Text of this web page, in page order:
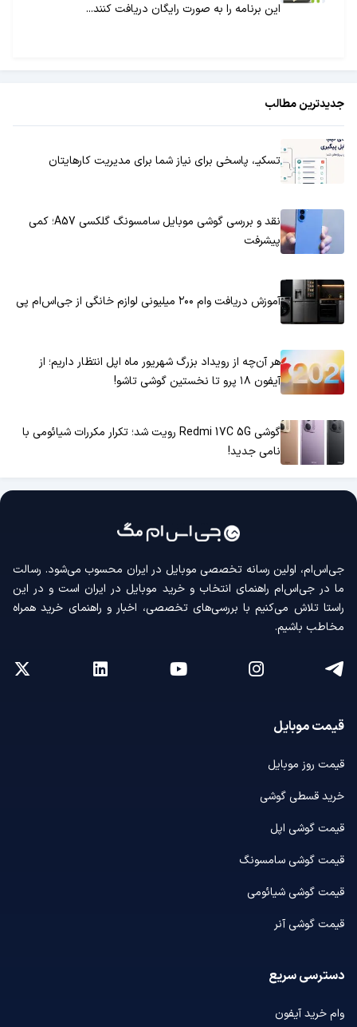
این برنامه را به صورت رایگان دریافت کنند...
جدیدترین مطالب
تسکیـ، پاسخی برای نیاز شما برای مدیریت کارهایتان
نقد و بررسی گوشی موبایل سامسونگ گلکسی A57؛ کمی
پیشرفت
آموزش دریافت وام ۲۰۰ میلیونی لوازم خانگی از جی‌اس‌ام پی
هر آن‌چه از رویداد بزرگ شهریور ماه اپل انتظار داریم؛ از
آیفون ۱۸ پرو تا نخستین گوشی تاشو!
گوشی Redmi 17C 5G رویت شد؛ تکرار مکررات شیائومی با
نامی جدید!
جی‌اس‌ام، اولین رسانه‌ تخصصی موبایل در ایران محسوب می‌شود. رسالت
ما در جی‌اس‌ام راهنمای انتخاب و خرید موبایل در ایران است و در این
راستا تلاش می‌کنیم با بررسی‌های تخصصی، اخبار و راهنمای خرید همراه
مخاطب باشیم.
قیمت موبایل
قیمت روز موبایل
خرید قسطی گوشی
قیمت گوشی اپل
قیمت گوشی سامسونگ
قیمت گوشی شیائومی
قیمت گوشی آنر
دسترسی سریع
وام خرید آیفون